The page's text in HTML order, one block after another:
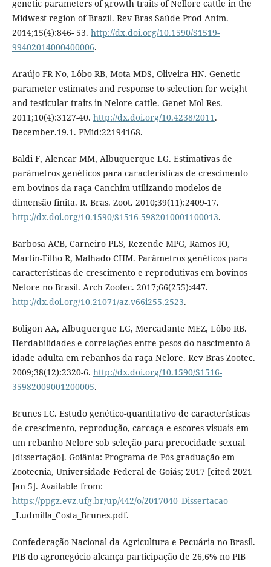
genetic parameters of growth traits of Nellore cattle in the
Midwest region of Brazil. Rev Bras Saúde Prod Anim.
2014;15(4):846- 53. http://dx.doi.org/10.1590/S1519-
99402014000400006.
Araújo FR No, Lôbo RB, Mota MDS, Oliveira HN. Genetic
parameter estimates and response to selection for weight
and testicular traits in Nelore cattle. Genet Mol Res.
2011;10(4):3127-40. http://dx.doi.org/10.4238/2011 .
December.19.1. PMid:22194168.
Baldi F, Alencar MM, Albuquerque LG. Estimativas de
parâmetros genéticos para características de crescimento
em bovinos da raça Canchim utilizando modelos de
dimensão finita. R. Bras. Zoot. 2010;39(11):2409-17.
http://dx.doi.org/10.1590/S1516-5982010001100013.
Barbosa ACB, Carneiro PLS, Rezende MPG, Ramos IO,
Martin-Filho R, Malhado CHM. Parâmetros genéticos para
características de crescimento e reprodutivas em bovinos
Nelore no Brasil. Arch Zootec. 2017;66(255):447.
http://dx.doi.org/10.21071/az.v66i255.2523.
Boligon AA, Albuquerque LG, Mercadante MEZ, Lôbo RB.
Herdabilidades e correlações entre pesos do nascimento à
idade adulta em rebanhos da raça Nelore. Rev Bras Zootec.
2009;38(12):2320-6. http://dx.doi.org/10.1590/S1516-
35982009001200005.
Brunes LC. Estudo genético-quantitativo de características
de crescimento, reprodução, carcaça e escores visuais em
um rebanho Nelore sob seleção para precocidade sexual
[dissertação]. Goiânia: Programa de Pós-graduação em
Zootecnia, Universidade Federal de Goiás; 2017 [cited 2021
Jan 5]. Available from:
https://ppgz.evz.ufg.br/up/442/o/2017040_Dissertacao
_Ludmilla_Costa_Brunes.pdf.
Confederação Nacional da Agricultura e Pecuária no Brasil.
PIB do agronegócio alcança participação de 26,6% no PIB